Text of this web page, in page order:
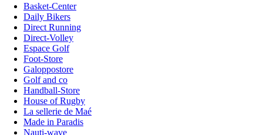
Basket-Center
Daily Bikers
Direct Running
Direct-Volley
Espace Golf
Foot-Store
Galoppostore
Golf and co
Handball-Store
House of Rugby
La sellerie de Maé
Made in Paradis
Nauti-wave